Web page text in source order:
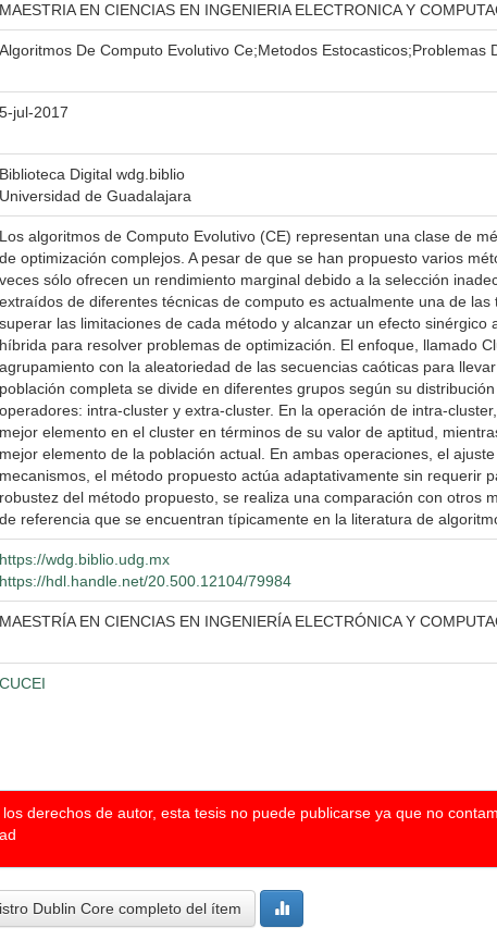
MAESTRIA EN CIENCIAS EN INGENIERIA ELECTRONICA Y
Algoritmos De Computo Evolutivo Ce;Metodos Estocasticos;Problemas
5-jul-2017
Biblioteca Digital wdg.biblio
Universidad de Guadalajara
Los algoritmos de Computo Evolutivo (CE) representan una clase de
de optimización complejos. A pesar de que se han propuesto varios
veces sólo ofrecen un rendimiento marginal debido a la selección
extraídos de diferentes técnicas de computo es actualmente una de
superar las limitaciones de cada método y alcanzar un efecto
híbrida para resolver problemas de optimización. El enfoque, llamado
agrupamiento con la aleatoriedad de las secuencias caóticas para
población completa se divide en diferentes grupos según su
operadores: intra-cluster y extra-cluster. En la operación de intra-
mejor elemento en el cluster en términos de su valor de aptitud,
mejor elemento de la población actual. En ambas operaciones, el
mecanismos, el método propuesto actúa adaptativamente sin requerir
robustez del método propuesto, se realiza una comparación con otros
de referencia que se encuentran típicamente en la literatura de
https://wdg.biblio.udg.mx
https://hdl.handle.net/20.500.12104/79984
MAESTRÍA EN CIENCIAS EN INGENIERÍA ELECTRÓNICA Y
CUCEI
derechos de autor, esta tesis no puede publicarse ya que no
Dublin Core completo del ítem